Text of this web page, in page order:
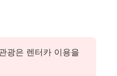
광은 렌터카 이용을